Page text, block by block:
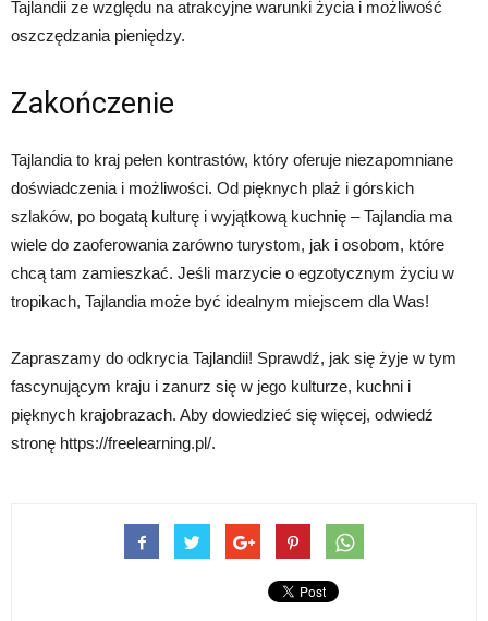
Tajlandii ze względu na atrakcyjne warunki życia i możliwość
oszczędzania pieniędzy.
Zakończenie
Tajlandia to kraj pełen kontrastów, który oferuje niezapomniane
doświadczenia i możliwości. Od pięknych plaż i górskich
szlaków, po bogatą kulturę i wyjątkową kuchnię – Tajlandia ma
wiele do zaoferowania zarówno turystom, jak i osobom, które
chcą tam zamieszkać. Jeśli marzycie o egzotycznym życiu w
tropikach, Tajlandia może być idealnym miejscem dla Was!
Zapraszamy do odkrycia Tajlandii! Sprawdź, jak się żyje w tym
fascynującym kraju i zanurz się w jego kulturze, kuchni i
pięknych krajobrazach. Aby dowiedzieć się więcej, odwiedź
stronę https://freelearning.pl/.